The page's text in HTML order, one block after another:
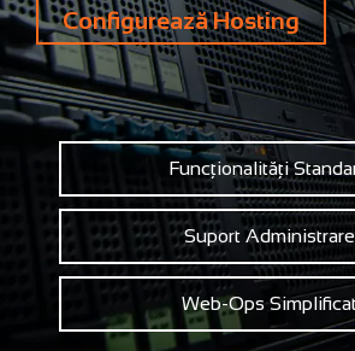
Configurează Hosting
Funcționalități
Suport Administrare
Web-Ops